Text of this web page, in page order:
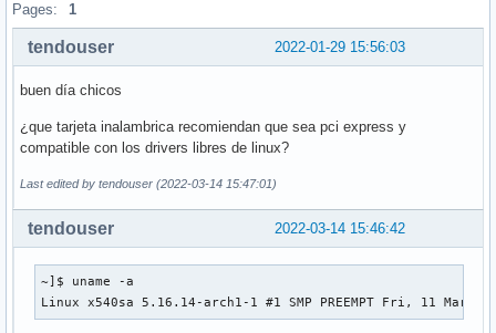
Pages: 1
2022-01-29 15:56:03
tendouser
buen día chicos
¿que tarjeta inalambrica recomiendan que sea pci express y
compatible con los drivers libres de linux?
Last edited by tendouser (2022-03-14 15:47:01)
2022-03-14 15:46:42
tendouser
~]$ uname -a
Linux x540sa 5.16.14-arch1-1 #1 SMP PREEMPT Fri, 11 Mar